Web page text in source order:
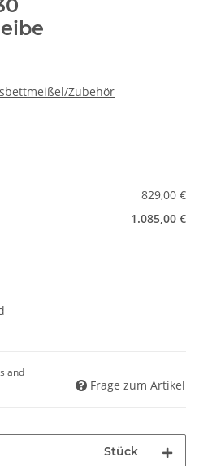
Zubehör
829,00 €
1.085,00 €
Frage zum Artikel
Stück